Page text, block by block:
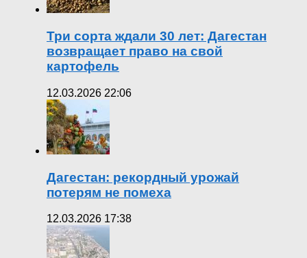
Три сорта ждали 30 лет: Дагестан
возвращает право на свой
картофель
12.03.2026 22:06
Дагестан: рекордный урожай
потерям не помеха
12.03.2026 17:38